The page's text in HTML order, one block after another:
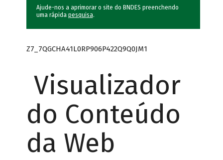
Ajude-nos a aprimorar o site do BNDES preenchendo
uma rápida pesquisa.
Z7_7QGCHA41L0RP906P422Q9Q0JM1
Visualizador
do Conteúdo
da Web